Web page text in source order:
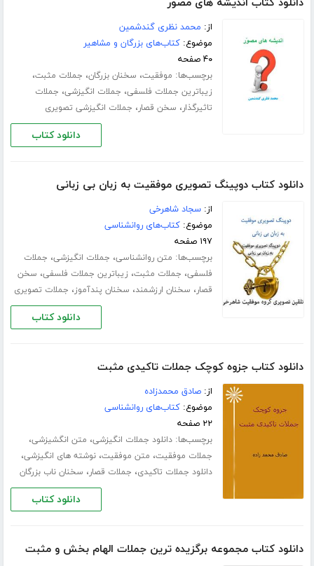
دانلود کتاب اندیشه های مصور
از: محمد نظری گندشمین
موضوع:کتاب‌های بزرگان و مشاهیر
۴۰ صفحه
برچسب‌ها: موفقیت، سخنان بزرگان، جملات مثبت،
زیباترین جملات فلسفی، جملات انگیزشی، جملات
تاثیرگذار، سخن قصار، جملات انگیزشی تصویری
دانلود کتاب
دانلود کتاب دوپینگ تصویری موفقیت به زبان بی زبانی
از:سجاد شاهرخی
موضوع:کتاب‌های روانشناسی
۱۹۷ صفحه
برچسب‌ها: متن روانشناسی، جملات انگیزشی، جملات
فلسفی، جملات مثبت، زیباترین جملات فلسفی، سخن
قصار، سخنان ارزشمند، سخنان پندآموز، جملات تصویری
دانلود کتاب
دانلود کتاب جزوه کوچک جملات تاکیدی مثبت
از:صادق محمدزاده
موضوع:کتاب‌های روانشناسی
۲۲ صفحه
برچسب‌ها:دانلود جملات انگیزشی، متن انگشیزشی،
جملات موفقیت، متن موفقیت،نوشته های انگیزشی،
دانلود جملات تاکیدی، جملات قصار، سخنان ناب بزرگان
دانلود کتاب
دانلود کتاب مجموعه برگزیده ترین جملات الهام بخش و مثبت